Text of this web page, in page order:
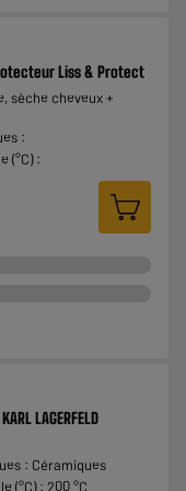
Liss & Protect
sèche cheveux +
:
(°C) :
LAGERFELD
: Céramiques
(°C) : 200 °C